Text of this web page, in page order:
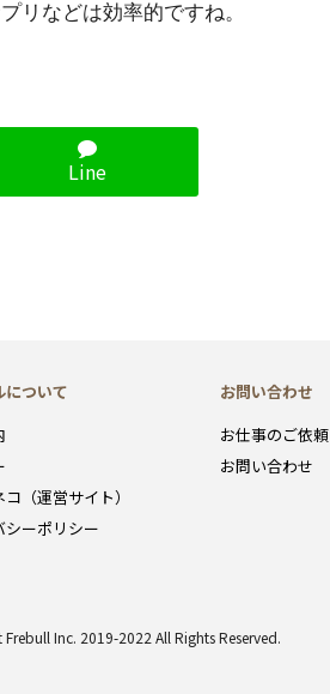
リなどは効率的ですね。
Line
について
（運営サイト）
シーポリシー
お問い合わせ
お仕事のご依頼
お問い合わせ
Inc. 2019-2022 All Rights Reserved.